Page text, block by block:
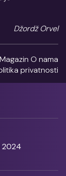
Džordž Orvel
Magazin O nama
privatnosti
2024